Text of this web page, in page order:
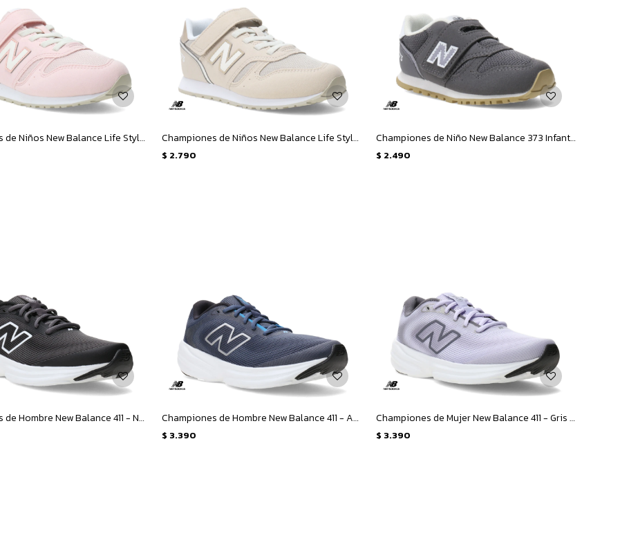
Championes de Niños New Balance Life Style 373 - Rosado Championes de Niños New Balance Life Style 373 - Beige
$ 2.790
Championes de Niño New Balance 373 Infant - Gris
$ 2.490
Championes de Hombre New Balance 411 - Negro Championes de Hombre New Balance 411 - Azul
$ 3.390
Championes de Mujer New Balance 411 - Gris - Violeta
$ 3.390